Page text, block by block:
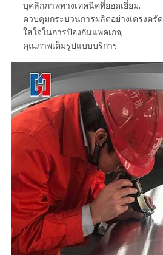
บุคลิกภาพทางเทคนิคที่ยอดเยี่ยม;
ควบคุมกระบวนการผลิตอย่างเคร่งครัด
ใส่ใจในการป้องกันแพคเกจ;
คุณภาพเต็มรูปแบบบริการ